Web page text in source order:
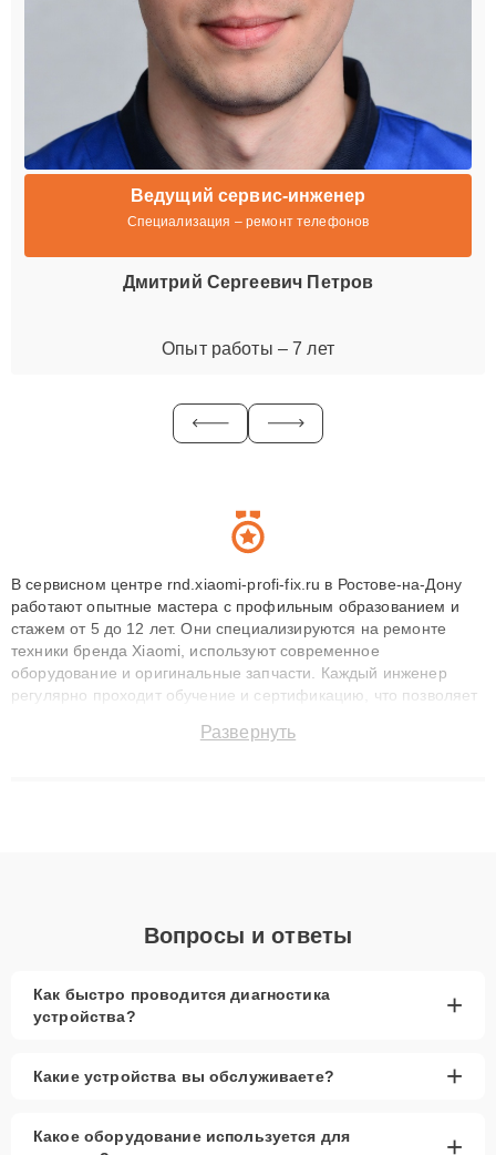
Ведущий сервис-инженер
Специализация – ремонт телефонов
Дмитрий Сергеевич Петров
Опыт работы – 7 лет
В сервисном центре rnd.xiaomi-profi-fix.ru в Ростове-на-Дону
работают опытные мастера с профильным образованием и
стажем от 5 до 12 лет. Они специализируются на ремонте
техники бренда Xiaomi, используют современное
оборудование и оригинальные запчасти. Каждый инженер
регулярно проходит обучение и сертификацию, что позволяет
технику с сохранением гарантии до 3 лет. Наши мастера
Развернуть
Вопросы и ответы
Как быстро проводится диагностика
устройства?
+
Какие устройства вы обслуживаете? +
Какое оборудование используется для
+